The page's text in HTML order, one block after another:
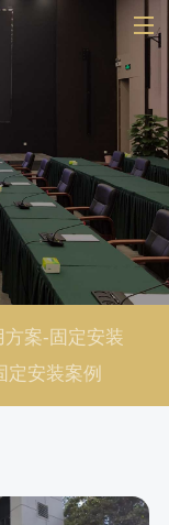
方案-固定安装
定安装案例